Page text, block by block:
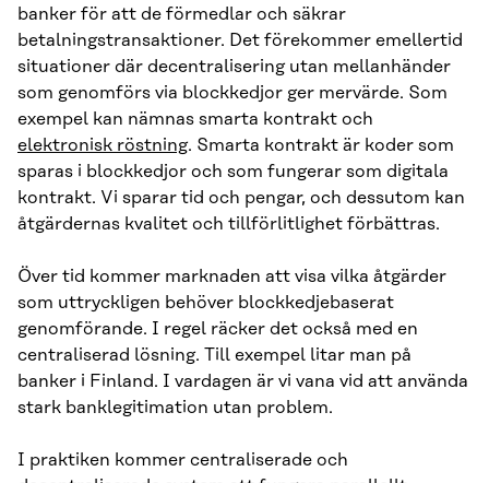
banker för att de förmedlar och säkrar
betalningstransaktioner. Det förekommer emellertid
situationer där decentralisering utan mellanhänder
som genomförs via blockkedjor ger mervärde. Som
exempel kan nämnas smarta kontrakt och
elektronisk röstning. Smarta kontrakt är koder som
sparas i blockkedjor och som fungerar som digitala
kontrakt. Vi sparar tid och pengar, och dessutom kan
åtgärdernas kvalitet och tillförlitlighet förbättras.
Över tid kommer marknaden att visa vilka åtgärder
som uttryckligen behöver blockkedjebaserat
genomförande. I regel räcker det också med en
centraliserad lösning. Till exempel litar man på
banker i Finland. I vardagen är vi vana vid att använda
stark banklegitimation utan problem.
I praktiken kommer centraliserade och